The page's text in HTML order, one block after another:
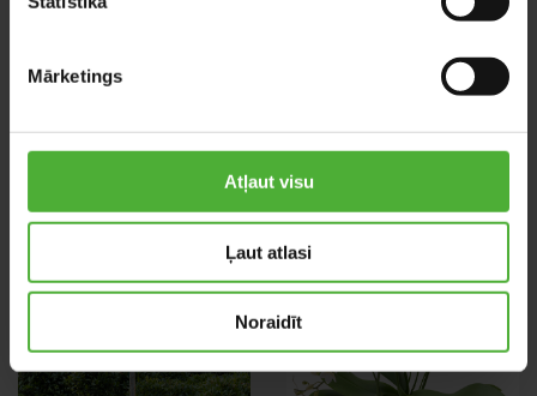
Mārketings
Atļaut visu
Ļaut atlasi
Noraidīt
Tillandsia
Oerstediana
Calathea
Tassmania